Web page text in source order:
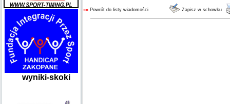
wyniki-skoki
«« Powrót do listy wiadomości Zapisz w schowku